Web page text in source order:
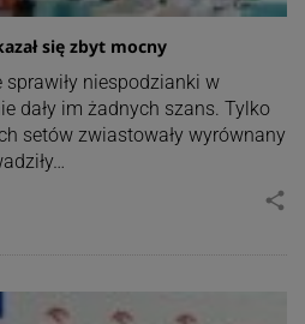
się zbyt mocny
niespodzianki w
dały im żadnych szans. Tylko
setów zwiastowały wyrównany
share